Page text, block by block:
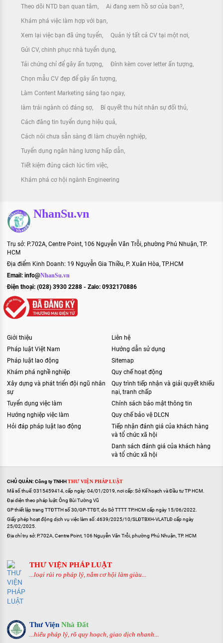
Theo dõi NTD bạn quan tâm Ai đang xem hồ sơ của bạn?
Khám phá việc làm hợp với bạn
Xem lại việc bạn đã ứng tuyển Quản lý tất cả CV tại một nơi
Gửi CV, chinh phục nhà tuyển dụng
Tải chứng chỉ để gây ấn tượng Đính kèm cover letter ấn tượng
Chọn mẫu CV đẹp để gây ấn tượng
Làm Content Marketing sáng tạo ngay
làm trái ngành có đáng sợ Bí quyết thu hút nhân sự đối thủ
Cách đăng tin tuyển dụng hiệu quả
Cách nói chưa sẵn sàng đi làm chuyên nghiệp
Tuyển dụng ngân hàng lương hấp dẫn
Tiết kiệm đúng cách lúc tìm việc
Khám phá cơ hội ngành Engineering
NhanSu.vn
Trụ sở: P.702A, Centre Point, 106 Nguyễn Văn Trỗi, phường Phú Nhuận, TP.
HCM
Địa điểm Kinh Doanh: 19 Nguyễn Gia Thiều, P. Xuân Hòa, TP.HCM
Email: info@NhanSu.vn
Điện thoại: (028) 3930 2288 - Zalo: 0932170886
Giới thiệu
Pháp luật Việt Nam
Pháp luật lao động
Khám phá nghề nghiệp
Xây dựng và phát triển đội ngũ nhân
sự
Tuyển dụng việc làm
Hướng nghiệp việc làm
Hỏi đáp pháp luật lao động
Liên hệ
Hướng dẫn sử dụng
Sitemap
Quy chế hoạt động
Quy trình tiếp nhận và giải quyết khiếu
nại, tranh chấp
Chính sách bảo mật thông tin
Quy chế bảo vệ DLCN
Tiếp nhận đánh giá của khách hàng
và tổ chức xã hội
Danh sách đánh giá của khách hàng
và tổ chức xã hội
CHỦ QUẢN: Công ty TNHHTHƯ VIỆN PHÁP LUẬT
Mã số thuế: 0315459414, cấp ngày: 04/01/2019, nơi cấp: Sở Kế hoạch và Đầu tư TP HCM.
Đại diện theo pháp luật: Ông Bùi Tường Vũ
GP thiết lập trang TTĐTTH số 30/GP-TTĐT, do Sở TTTT TP.HCM cấp ngày 15/06/2022.
Giấy phép hoạt động dịch vụ việc làm số: 4639/2025/10/SLĐTBXH-VLATLĐ cấp ngày
25/02/2025.
Địa chỉ trụ sở: P.702A, Centre Point, 106 Nguyễn Văn Trỗi, phường Phú Nhuận, TP. HCM
THƯ VIỆN PHÁP LUẬT
...loại rủi ro pháp lý, nắm cơ hội làm giàu...
Thư Viện Nhà Đất
...hiểu pháp lý, rõ quy hoạch, giao dịch nhanh...